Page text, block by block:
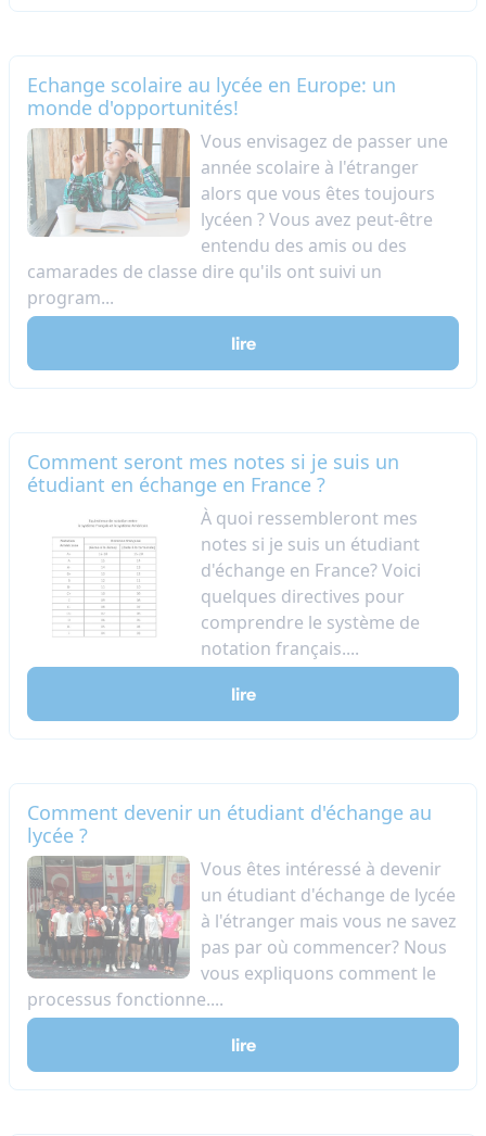
Echange scolaire au lycée en Europe: un
monde d'opportunités!
​Vous envisagez de passer une
année scolaire à l'étranger
alors que vous êtes toujours
lycéen ? Vous avez peut-être
entendu des amis ou des
camarades de classe dire qu'ils ont suivi un
program...
lire
Comment seront mes notes si je suis un
étudiant en échange en France ?
À quoi ressembleront mes
notes si je suis un étudiant
d'échange en France? Voici
quelques directives pour
comprendre le système de
notation français....
lire
Comment devenir un étudiant d'échange au
lycée ?
​Vous êtes intéressé à devenir
un étudiant d'échange de lycée
à l'étranger mais vous ne savez
pas par où commencer? Nous
vous expliquons comment le
processus fonctionne.​...
lire